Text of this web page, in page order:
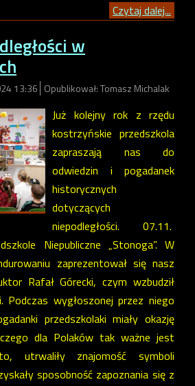
Czytaj dalej...
w
13:36 Opublikował: Tomasz Michalak
Już kolejny rok z rzędu
kostrzyńskie przedszkola
zapraszają nas do
odwiedzin i pogadanek
historycznych
dotyczących
niepodległości. 07.11.
Niepubliczne „Stonoga”. W
zaprezentował się nasz
Rafał Górecki, czym wzbudził
Podczas wygłoszonej przez niego
przedszkolaki miały okazję
dla Polaków tak ważne jest
utrwaliły znajomość symboli
sposobność zapoznania się z